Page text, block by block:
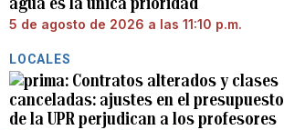
5 de agosto de 2026 a las 11:10 p.m.
LOCALES
Contratos alterados y clases
canceladas: ajustes en el presupuesto
de la UPR perjudican a los profesores